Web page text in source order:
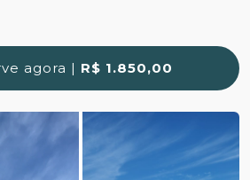
agora | R$ 1.850,00